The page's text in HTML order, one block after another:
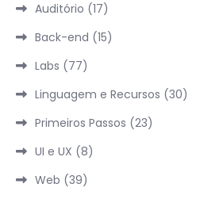
Auditório (17)
Back-end (15)
Labs (77)
Linguagem e Recursos (30)
Primeiros Passos (23)
UI e UX (8)
Web (39)